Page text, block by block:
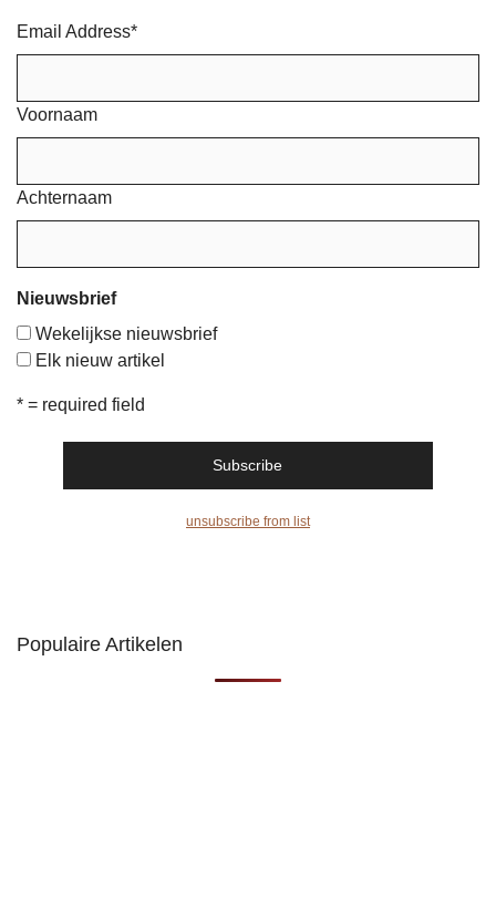
Email Address*
Voornaam
Achternaam
Nieuwsbrief
Wekelijkse nieuwsbrief
Elk nieuw artikel
* = required field
unsubscribe from list
Populaire Artikelen